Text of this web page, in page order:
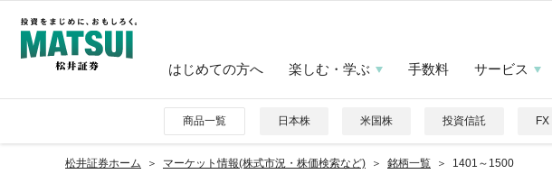
はじめての方へ 楽しむ・学ぶ 手数料 サービス
商品一覧 日本株 米国株 投資信託 FX
松井証券ホーム マーケット情報(株式市況・株価検索など) 銘柄一覧 1401～1500